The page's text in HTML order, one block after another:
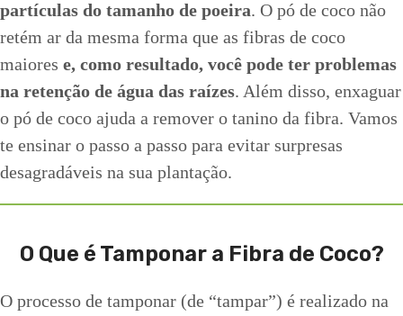
partículas do tamanho de poeira. O pó de coco não
retém ar da mesma forma que as fibras de coco
maiores e, como resultado, você pode ter problemas
na retenção de água das raízes. Além disso, enxaguar
o pó de coco ajuda a remover o tanino da fibra. Vamos
te ensinar o passo a passo para evitar surpresas
desagradáveis na sua plantação.
O Que é Tamponar a Fibra de Coco?
O processo de tamponar (de “tampar”) é realizado na